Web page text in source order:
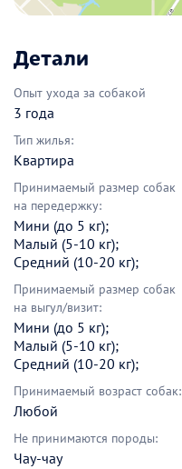
Детали
Опыт ухода за собакой
3 года
Тип жилья:
Квартира
Принимаемый размер собак
на передержку:
Мини (до 5 кг);
Малый (5-10 кг);
Средний (10-20 кг);
Принимаемый размер собак
на выгул/визит:
Мини (до 5 кг);
Малый (5-10 кг);
Средний (10-20 кг);
Принимаемый возраст собак:
Любой
Не принимаются породы:
Чау-чау